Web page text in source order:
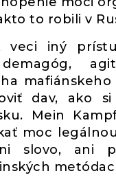
to robili v
veci iný
mafiánskeho
dav, ako
Mein
moc
slovo, ani